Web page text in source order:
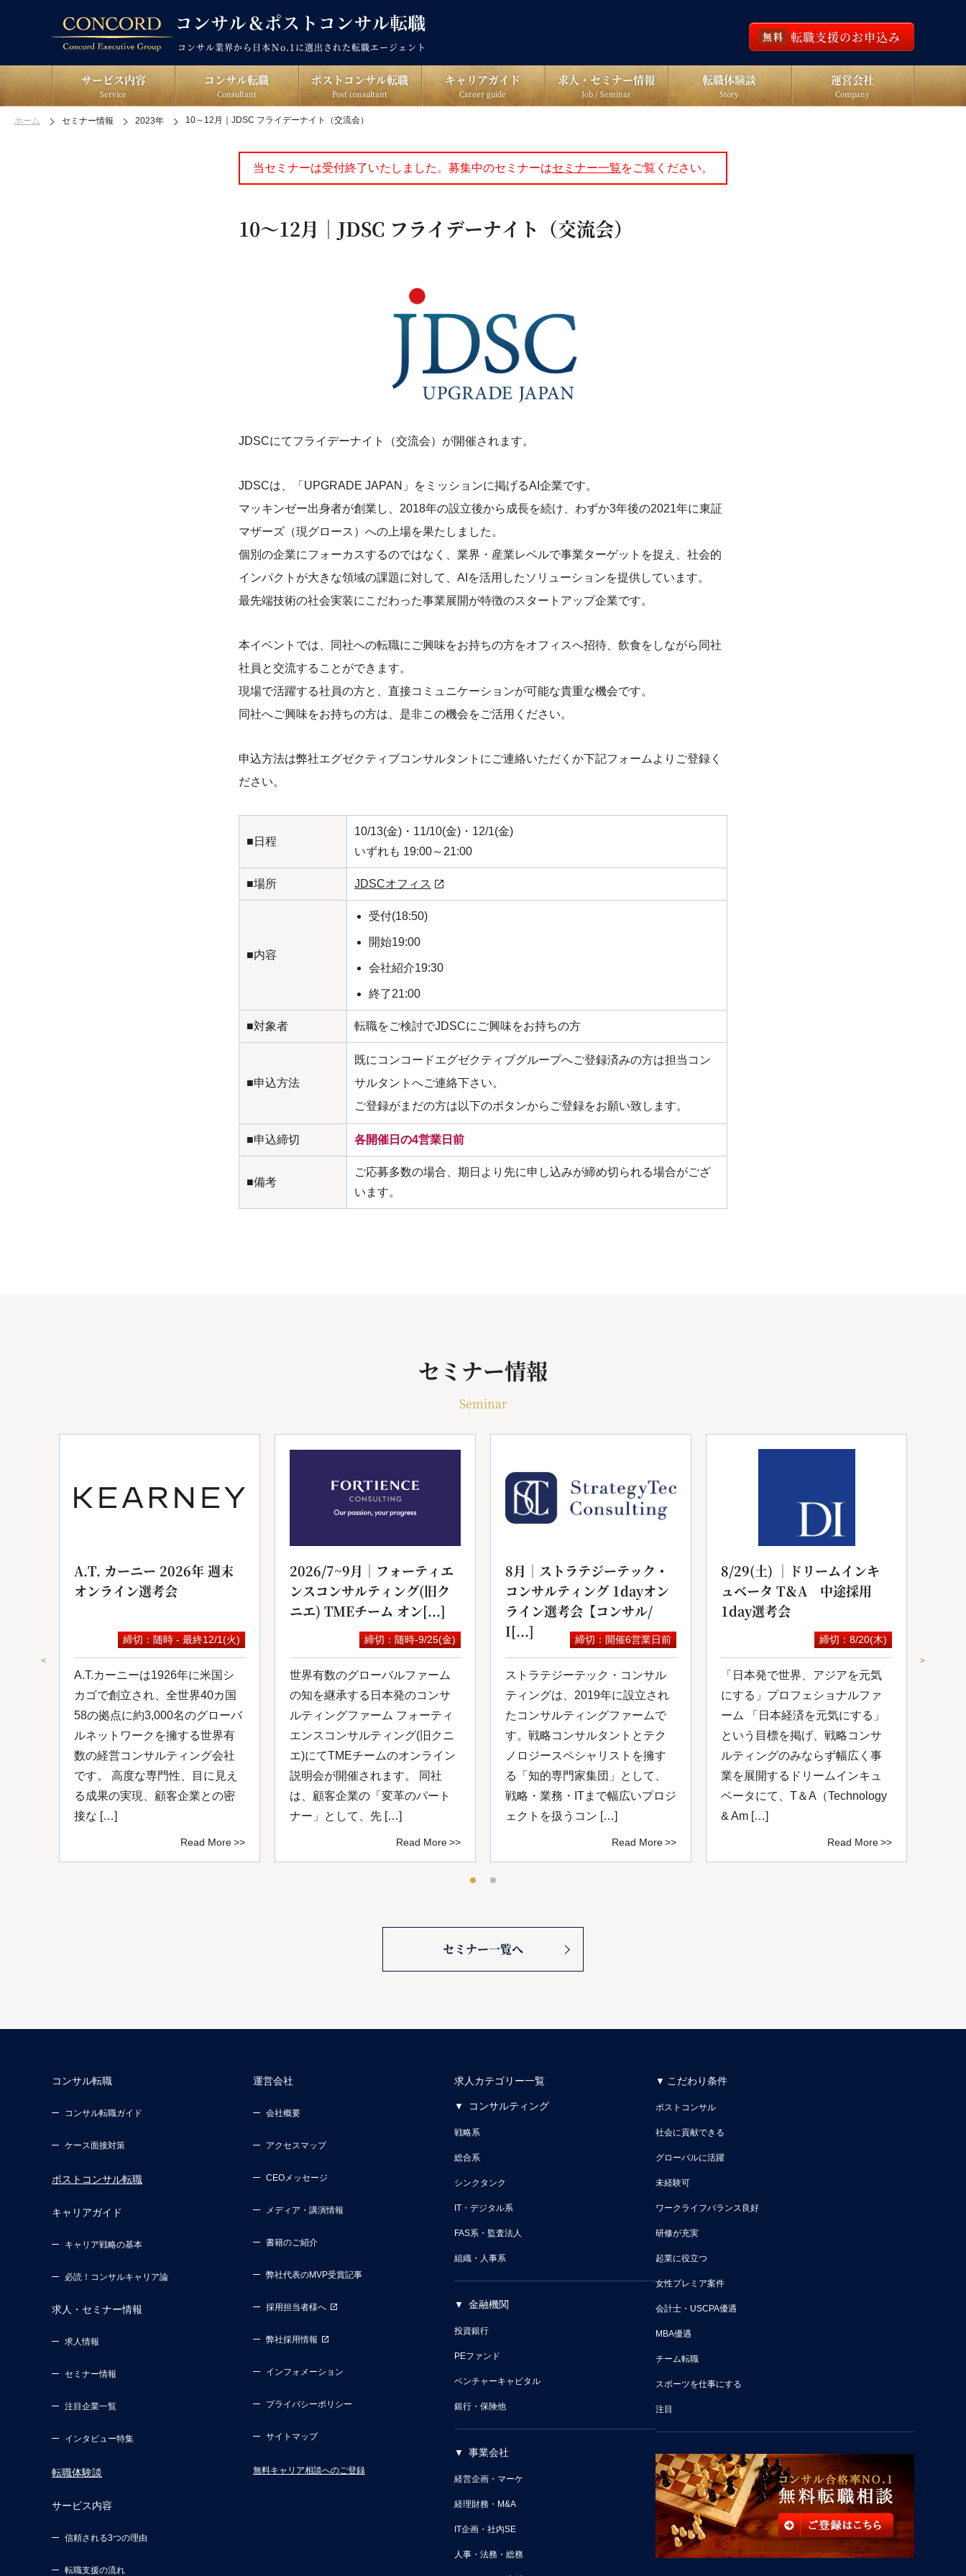
コンサル業界から日本Ｎo.1に選出された転職エージェント
無料 転職支援のお申込み
サービス内容
Service
コンサル転職
Consultant
ポストコンサル転職
Post consultant
キャリアガイド
Career guide
求人・セミナー情報
Job / Seminar
転職体験談
Story
運営会社
Company
ホーム セミナー情報 2023年 10～12月｜JDSC フライデーナイト（交流会）
当セミナーは受付終了いたしました。募集中のセミナーはセミナー一覧をご覧ください。
10～12月｜JDSC フライデーナイト（交流会）
JDSCにてフライデーナイト（交流会）が開催されます。
JDSCは、「UPGRADE JAPAN」をミッションに掲げるAI企業です。
マッキンゼー出身者が創業し、2018年の設立後から成長を続け、わずか3年後の2021年に東証
マザーズ（現グロース）への上場を果たしました。
個別の企業にフォーカスするのではなく、業界・産業レベルで事業ターゲットを捉え、社会的
インパクトが大きな領域の課題に対して、AIを活用したソリューションを提供しています。
最先端技術の社会実装にこだわった事業展開が特徴のスタートアップ企業です。
本イベントでは、同社への転職にご興味をお持ちの方をオフィスへ招待、飲食をしながら同社
社員と交流することができます。
現場で活躍する社員の方と、直接コミュニケーションが可能な貴重な機会です。
同社へご興味をお持ちの方は、是非この機会をご活用ください。
申込方法は弊社エグゼクティブコンサルタントにご連絡いただくか下記フォームよりご登録く
ださい。
■日程
10/13(金)・11/10(金)・12/1(金)
いずれも 19:00～21:00
■場所 JDSCオフィス
■内容
受付(18:50)
開始19:00
会社紹介19:30
終了21:00
■対象者 転職をご検討でJDSCにご興味をお持ちの方
■申込方法
既にコンコードエグゼクティブグループへご登録済みの方は担当コン
サルタントへご連絡下さい。
ご登録がまだの方は以下のボタンからご登録をお願い致します。
■申込締切 各開催日の4営業日前
■備考
ご応募多数の場合、期日より先に申し込みが締め切られる場合がござ
います。
セミナー情報
Seminar
＜
A.T. カーニー 2026年 週末
オンライン選考会
締切：随時 - 最終12/1(火)
A.T.カーニーは1926年に米国シ
カゴで創立され、全世界40カ国
58の拠点に約3,000名のグローバ
ルネットワークを擁する世界有
数の経営コンサルティング会社
です。 高度な専門性、目に見え
る成果の実現、顧客企業との密
接な […]
Read More
2026/7~9月｜フォーティエ
ンスコンサルティング(旧ク
ニエ) TMEチーム オン[...]
締切：随時-9/25(金)
世界有数のグローバルファーム
の知を継承する日本発のコンサ
ルティングファーム フォーティ
エンスコンサルティング(旧クニ
エ)にてTMEチームのオンライン
説明会が開催されます。 同社
は、顧客企業の「変革のパート
ナー」として、先 […]
Read More
8月｜ストラテジーテック・
コンサルティング 1dayオン
ライン選考会【コンサル/
I[...]
締切：開催6営業日前
ストラテジーテック・コンサル
ティングは、2019年に設立され
たコンサルティングファームで
す。戦略コンサルタントとテク
ノロジースペシャリストを擁す
る「知的専⾨家集団」として、
戦略・業務・ITまで幅広いプロジ
ェクトを扱うコン […]
Read More
8/29(土) ｜ドリームインキ
ュベータ T＆A 中途採用
1day選考会
締切：8/20(木)
「日本発で世界、アジアを元気
にする」プロフェショナルファ
ーム 「日本経済を元気にする」
という目標を掲げ、戦略コンサ
ルティングのみならず幅広く事
業を展開するドリームインキュ
ベータにて、T＆A（Technology
& Am […]
Read More
＞
セミナー一覧へ
コンサル転職
コンサル転職ガイド
ケース面接対策
ポストコンサル転職
キャリアガイド
キャリア戦略の基本
必読！コンサルキャリア論
求人・セミナー情報
求人情報
セミナー情報
注目企業一覧
インタビュー特集
転職体験談
サービス内容
信頼される3つの理由
転職支援の流れ
運営会社
会社概要
アクセスマップ
CEOメッセージ
メディア・講演情報
書籍のご紹介
弊社代表のMVP受賞記事
採用担当者様へ
弊社採用情報
インフォメーション
プライバシーポリシー
サイトマップ
無料キャリア相談へのご登録
求人カテゴリー一覧
コンサルティング
戦略系
総合系
シンクタンク
IT・デジタル系
FAS系・監査法人
組織・人事系
金融機関
投資銀行
PEファンド
ベンチャーキャピタル
銀行・保険他
事業会社
経営企画・マーケ
経理財務・M&A
IT企画・社内SE
人事・法務・総務
こだわり条件
ポストコンサル
社会に貢献できる
グローバルに活躍
未経験可
ワークライフバランス良好
研修が充実
起業に役立つ
女性プレミア案件
会計士・USCPA優遇
MBA優遇
チーム転職
スポーツを仕事にする
注目